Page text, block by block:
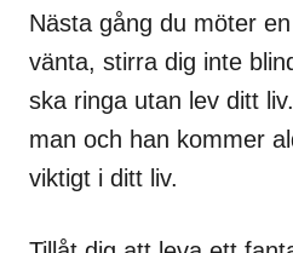
Nästa gång du möter
vänta, stirra dig inte
ska ringa utan lev ditt
man och han kommer
viktigt i ditt liv.